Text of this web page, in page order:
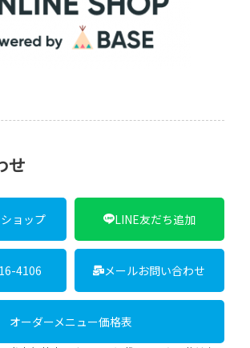
せ
ョップ LINE友だち追加
4106 メールお問い合わせ
オーダーメニュー価格表